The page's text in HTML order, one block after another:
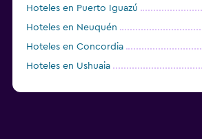
Hoteles en Puerto Iguazú
Hoteles en Neuquén
Hoteles en Concordia
Hoteles en Ushuaia